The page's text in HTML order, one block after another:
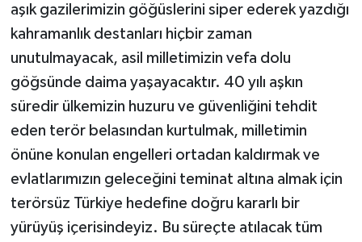
aşık gazilerimizin göğüslerini siper ederek yazdığı
kahramanlık destanları hiçbir zaman
unutulmayacak, asil milletimizin vefa dolu
göğsünde daima yaşayacaktır. 40 yılı aşkın
süredir ülkemizin huzuru ve güvenliğini tehdit
eden terör belasından kurtulmak, milletimin
önüne konulan engelleri ortadan kaldırmak ve
evlatlarımızın geleceğini teminat altına almak için
terörsüz Türkiye hedefine doğru kararlı bir
yürüyüş içerisindeyiz. Bu süreçte atılacak tüm